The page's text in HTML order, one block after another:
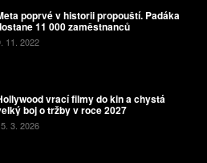
poprvé v historii propouští. Padáka
11 000 zaměstnanců
11. 2022
vrací filmy do kin a chystá
boj o tržby v roce 2027
3. 2026